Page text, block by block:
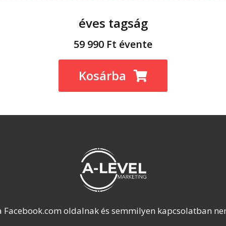
éves tagság
59 990 Ft évente
Kosárba
Facebook.com oldalnak és semmilyen kapcsolatban